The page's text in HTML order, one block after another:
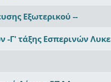
Εξωτερικού --
Γ' τάξης Εσπερινών